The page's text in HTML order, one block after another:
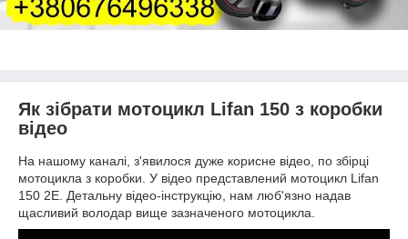
Як зібрати мотоцикл Lifan 150 з коробки
відео
На нашому каналі, з'явилося дуже корисне відео, по збірці
мотоцикла з коробки. У відео представлений мотоцикл Lifan
150 2Е. Детальну відео-інструкцію, нам люб'язно надав
щасливий володар вище зазначеного мотоцикла.